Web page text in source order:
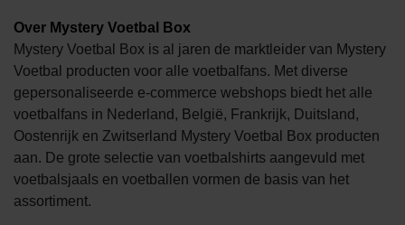
Over Mystery Voetbal Box
Mystery Voetbal Box is al jaren de marktleider van Mystery
Voetbal producten voor alle voetbalfans. Met diverse
gepersonaliseerde e-commerce webshops biedt het alle
voetbalfans in Nederland, België, Frankrijk, Duitsland,
Oostenrijk en Zwitserland Mystery Voetbal Box producten
aan. De grote selectie van voetbalshirts aangevuld met
voetbalsjaals en voetballen vormen de basis van het
assortiment.